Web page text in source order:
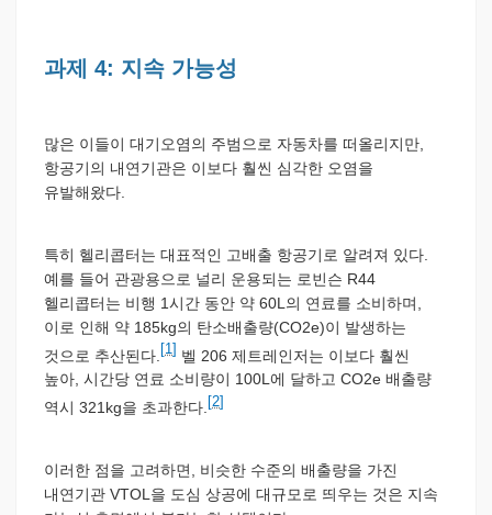
과제 4: 지속 가능성
많은 이들이 대기오염의 주범으로 자동차를 떠올리지만,
항공기의 내연기관은 이보다 훨씬 심각한 오염을
유발해왔다.
특히 헬리콥터는 대표적인 고배출 항공기로 알려져 있다.
예를 들어 관광용으로 널리 운용되는 로빈슨 R44
헬리콥터는 비행 1시간 동안 약 60L의 연료를 소비하며,
이로 인해 약 185kg의 탄소배출량(CO2e)이 발생하는
것으로 추산된다. [1] 벨 206 제트레인저는 이보다 훨씬
높아, 시간당 연료 소비량이 100L에 달하고 CO2e 배출량
역시 321kg을 초과한다. [2]
이러한 점을 고려하면, 비슷한 수준의 배출량을 가진
내연기관 VTOL을 도심 상공에 대규모로 띄우는 것은 지속